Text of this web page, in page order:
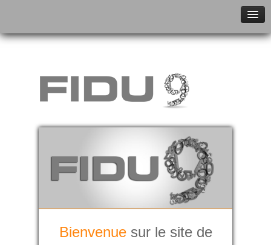
ACCUEIL
BUREAU COMPTABLE SIBRET
SERVICES
Bienvenue sur le site de